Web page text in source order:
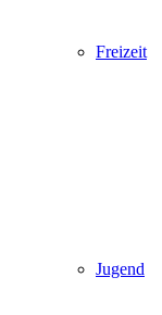
Freizeit
Jugend